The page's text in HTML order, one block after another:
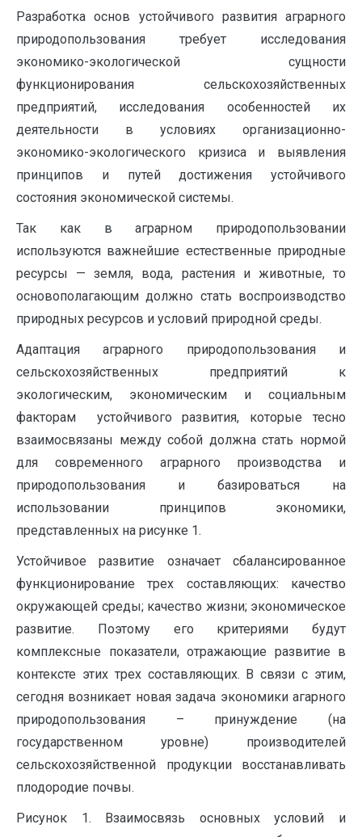
Разработка основ устойчивого развития аграрного
природопользования требует исследования
экономико-экологической сущности
функционирования сельскохозяйственных
предприятий, исследования особенностей их
деятельности в условиях организационно-
экономико-экологического кризиса и выявления
принципов и путей достижения устойчивого
состояния экономической системы.
Так как в аграрном природопользовании
используются важнейшие естественные природные
ресурсы — земля, вода, растения и животные, то
основополагающим должно стать воспроизводство
природных ресурсов и условий природной среды.
Адаптация аграрного природопользования и
сельскохозяйственных предприятий к
экологическим, экономическим и социальным
факторам устойчивого развития, которые тесно
взаимосвязаны между собой должна стать нормой
для современного аграрного производства и
природопользования и базироваться на
использовании принципов экономики,
представленных на рисунке 1.
Устойчивое развитие означает сбалансированное
функционирование трех составляющих: качество
окружающей среды; качество жизни; экономическое
развитие. Поэтому его критериями будут
комплексные показатели, отражающие развитие в
контексте этих трех составляющих. В связи с этим,
сегодня возникает новая задача экономики агарного
природопользования – принуждение (на
государственном уровне) производителей
сельскохозяйственной продукции восстанавливать
плодородие почвы.
Рисунок 1. Взаимосвязь основных условий и